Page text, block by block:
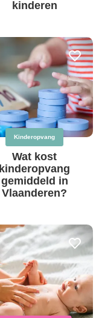
kinderen
Kinderopvang
Wat kost
kinderopvang
gemiddeld in
Vlaanderen?